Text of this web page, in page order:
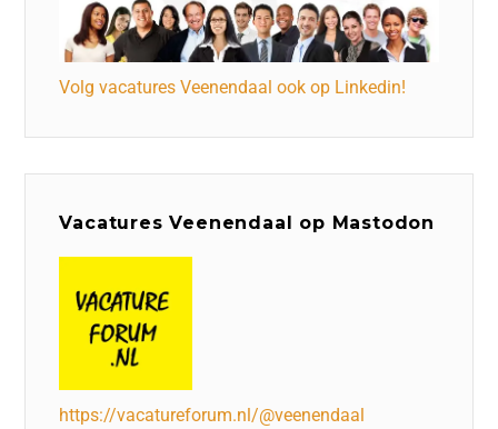
Volg vacatures Veenendaal ook op Linkedin!
Vacatures Veenendaal op Mastodon
https://vacatureforum.nl/@veenendaal